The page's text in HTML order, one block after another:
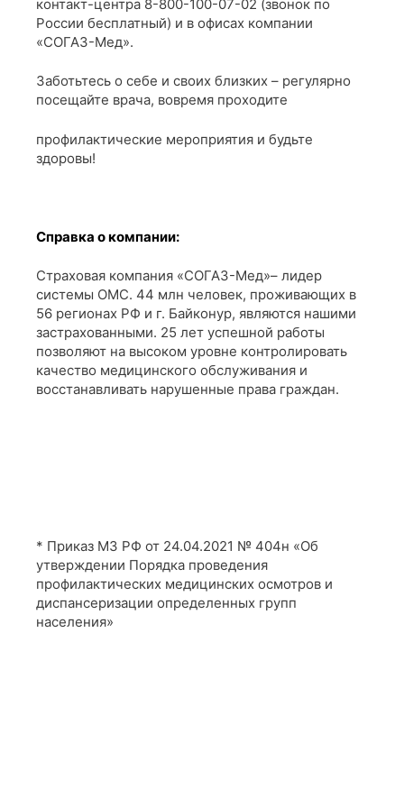
контакт-центра 8-800-100-07-02 (звонок по
России бесплатный) и в офисах компании
«СОГАЗ-Мед».
Заботьтесь о себе и своих близких – регулярно
посещайте врача, вовремя проходите
профилактические мероприятия и будьте
здоровы!
Справка о компании:
Страховая компания «СОГАЗ-Мед»– лидер
системы ОМС. 44 млн человек, проживающих в
56 регионах РФ и г. Байконур, являются нашими
застрахованными. 25 лет успешной работы
позволяют на высоком уровне контролировать
качество медицинского обслуживания и
восстанавливать нарушенные права граждан.
* Приказ МЗ РФ от 24.04.2021 № 404н «Об
утверждении Порядка проведения
профилактических медицинских осмотров и
диспансеризации определенных групп
населения»